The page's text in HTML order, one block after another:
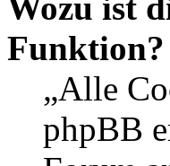
Funktion?
„Alle
phpBB